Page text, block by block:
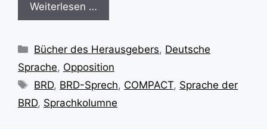
Weiterlesen …
Kategorien
Bücher des Herausgebers, Deutsche
Sprache, Opposition
Schlagwörter
BRD, BRD-Sprech, COMPACT, Sprache der
BRD, Sprachkolumne